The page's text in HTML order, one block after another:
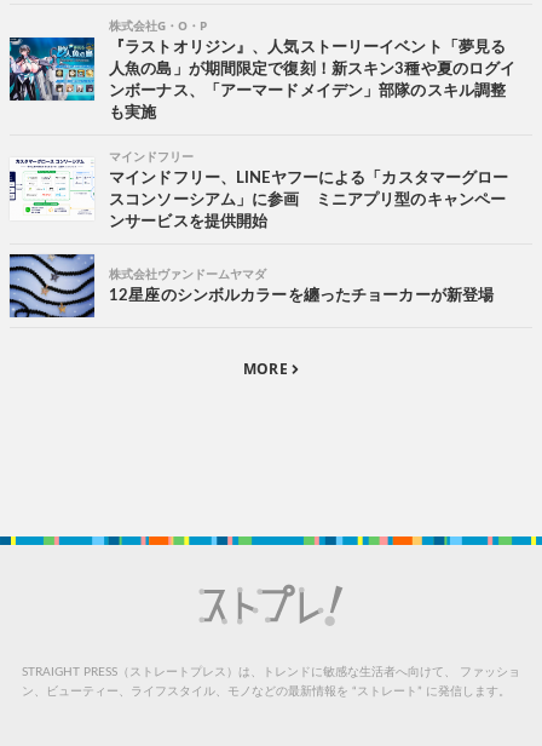
株式会社G・O・P
『ラストオリジン』、人気ストーリーイベント「夢見る
人魚の島」が期間限定で復刻！新スキン3種や夏のログイ
ンボーナス、「アーマードメイデン」部隊のスキル調整
も実施
マインドフリー
マインドフリー、LINEヤフーによる「カスタマーグロー
スコンソーシアム」に参画 ミニアプリ型のキャンペー
ンサービスを提供開始
株式会社ヴァンドームヤマダ
12星座のシンボルカラーを纏ったチョーカーが新登場
MORE
STRAIGHT PRESS（ストレートプレス）は、トレンドに敏感な生活者へ向けて、
ファッショ
ン、ビューティー、ライフスタイル、モノなどの最新情報を “ストレート” に発信します。